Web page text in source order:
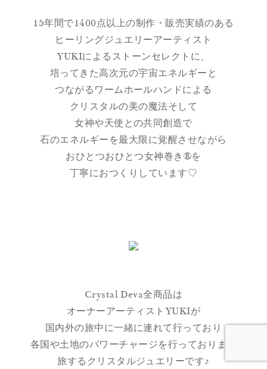
15年間で1400点以上の制作・販売実績のある
ヒーリングジュエリーアーティスト
YUKIによるストーンセレクトに、
培ってきた高次元の宇宙エネルギーと
つながるワームホールハンドによる
クリスタルの美の魔法そして
女神や天使との共同創造で
石のエネルギーを最大限に覚醒させながら
おひとつおひとつ女神巻き®を
丁寧におつくりしています♡
Crystal Deva全商品は
オーナーアーティストYUKIが
国内外の旅中に一緒に連れて行っており
各国や土地のパワーチャージを行っております
旅するクリスタルジュエリーです♪